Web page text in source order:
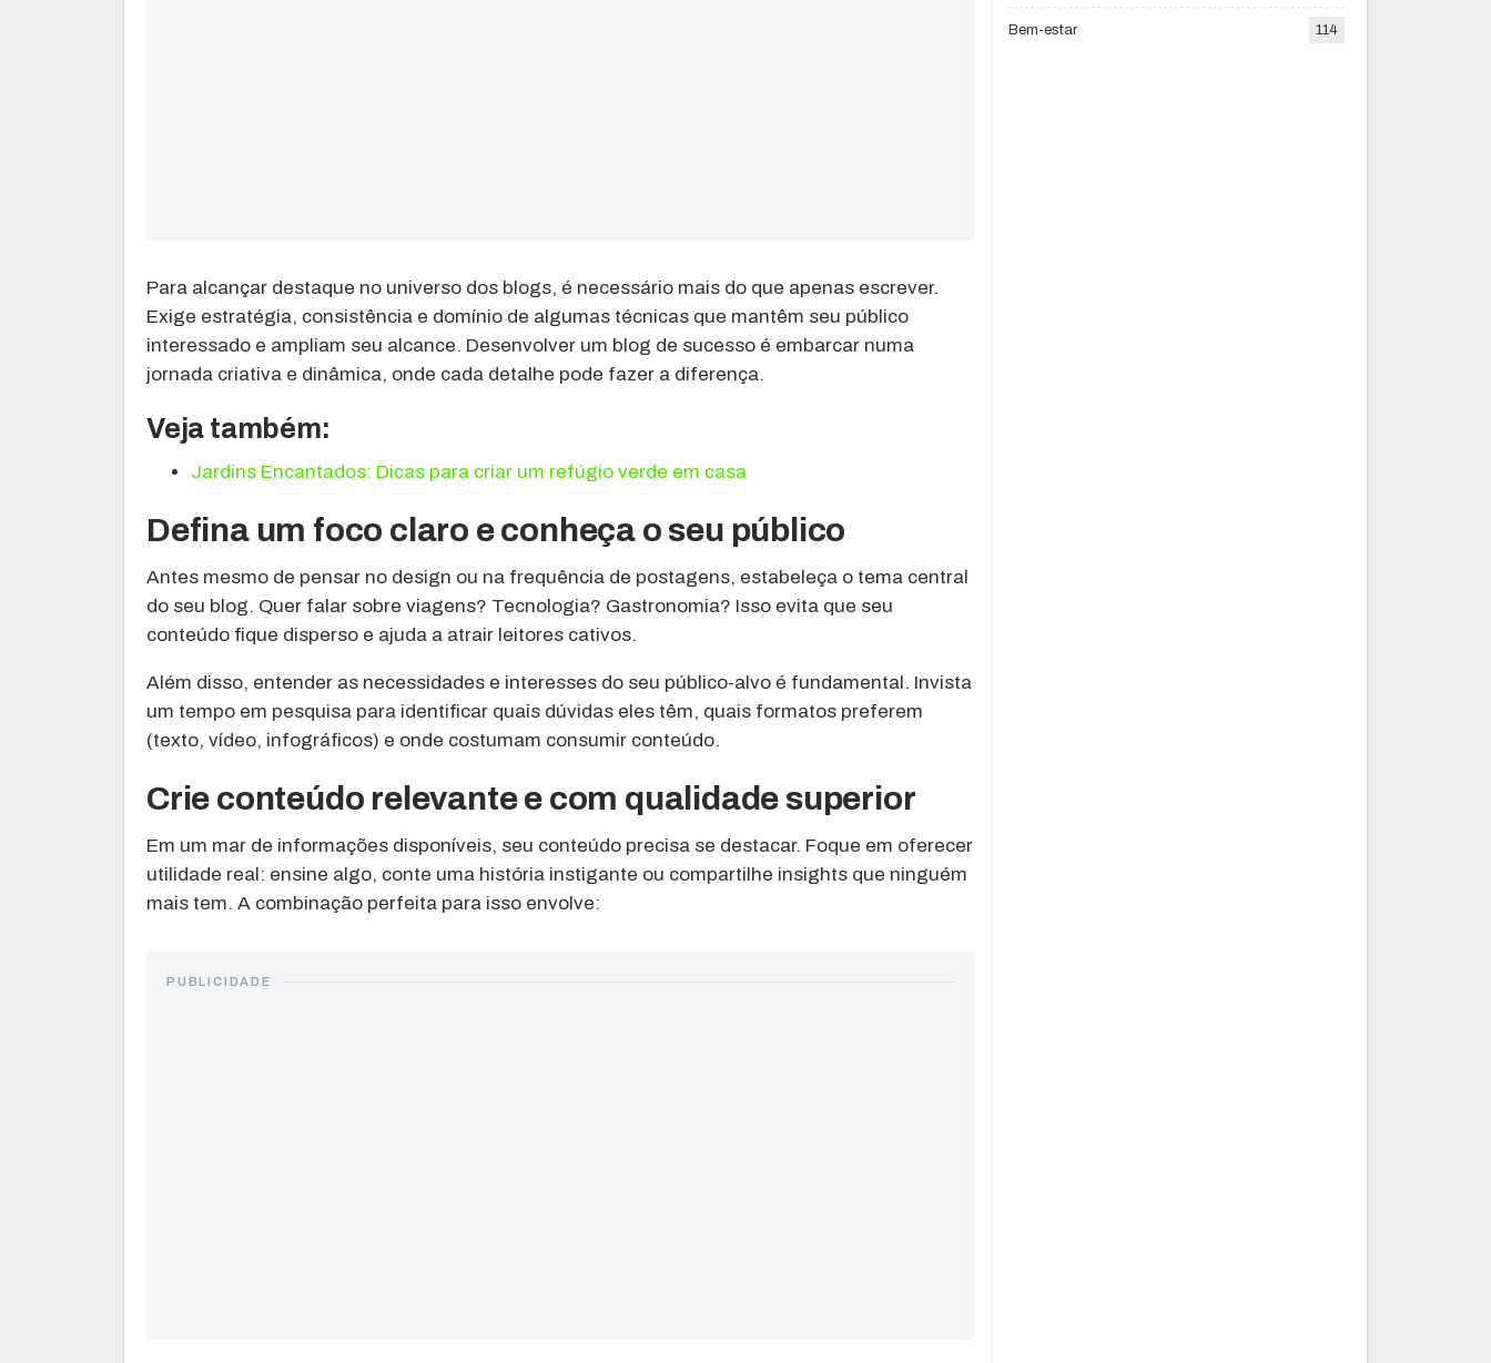
Para alcançar destaque no universo dos blogs, é necessário mais do que apenas escrever.
Exige estratégia, consistência e domínio de algumas técnicas que mantêm seu público
interessado e ampliam seu alcance. Desenvolver um blog de sucesso é embarcar numa
jornada criativa e dinâmica, onde cada detalhe pode fazer a diferença.
Veja também:
Jardins Encantados: Dicas para criar um refúgio verde em casa
Defina um foco claro e conheça o seu público
Antes mesmo de pensar no design ou na frequência de postagens, estabeleça o tema central
do seu blog. Quer falar sobre viagens? Tecnologia? Gastronomia? Isso evita que seu
conteúdo fique disperso e ajuda a atrair leitores cativos.
Além disso, entender as necessidades e interesses do seu público-alvo é fundamental. Invista
um tempo em pesquisa para identificar quais dúvidas eles têm, quais formatos preferem
(texto, vídeo, infográficos) e onde costumam consumir conteúdo.
Crie conteúdo relevante e com qualidade superior
Em um mar de informações disponíveis, seu conteúdo precisa se destacar. Foque em oferecer
utilidade real: ensine algo, conte uma história instigante ou compartilhe insights que ninguém
mais tem. A combinação perfeita para isso envolve:
PUBLICIDADE
Bem-estar 114